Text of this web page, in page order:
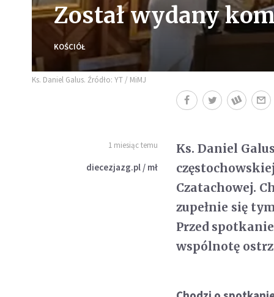
Został wydany
KOŚCIÓŁ
Ks. Daniel Galus. Źródło: YT / MiMJ
1 miesiąc temu
diecezjazg.pl / mł
Ks. Daniel
Czatachowej.
zupełnie się
Przed
wspólnotę